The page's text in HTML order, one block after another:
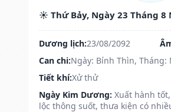
☀️ Thứ Bảy, Ngày 23 Tháng 8
Dương lịch:23/08/2092
Can chi:Ngày: Bính Thìn, Tháng:
Tiết khí:Xử thử
Ngày Kim Dương: Xuất hành
lộc thông suốt, thưa kiện có